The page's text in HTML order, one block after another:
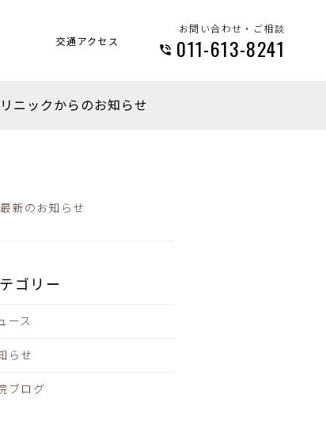
お問い合わせ・ご相談
011-613-8241
交通アクセス
ニックからのお知らせ
新のお知らせ
ゴリー
ース
らせ
ブログ